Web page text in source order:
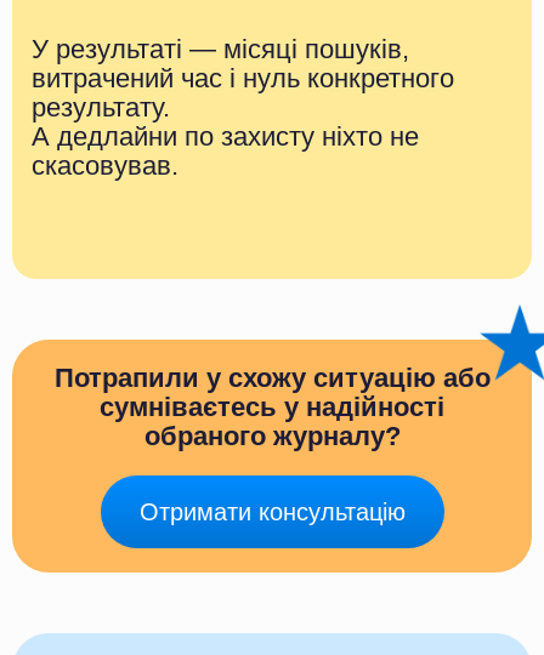
У результаті — місяці пошуків,
витрачений час і нуль конкретного
результату.
А дедлайни по захисту ніхто не
скасовував.
Потрапили у схожу ситуацію або
сумніваєтесь у надійності
обраного журналу?
Отримати консультацію